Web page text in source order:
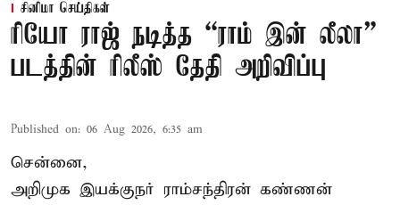
சினிமா செய்திகள்
ரியோ ராஜ் நடித்த “ராம் இன் லீலா”
படத்தின் ரிலீஸ் தேதி அறிவிப்பு
Published on: 06 Aug 2026, 6:35 am
சென்னை,
அறிமுக இயக்குநர் ராம்சந்திரன் கண்ணன்